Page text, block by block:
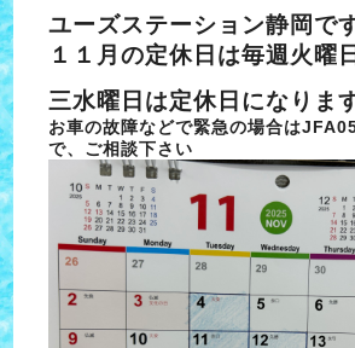
ユーズステーション静岡で
１１月の定休日は毎週火曜
三水曜日は定休日になりま
お車の故障などで緊急の場合は
で、ご相談下さい